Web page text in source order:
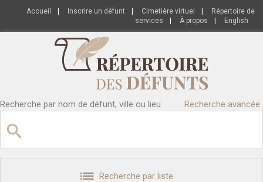
Accueil Inscrire un défunt Cimetière virtuel
Répertoire de
services
À propos English
Recherche par nom de défunt, ville ou lieu Recherche avancée
Recherche par liste